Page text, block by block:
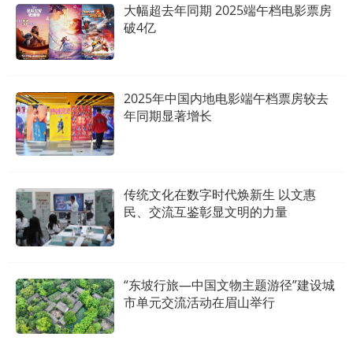
大幅超去年同期 2025端午档电影票房
破4亿
2025年中国内地电影端午档票房较去
年同期显著增长
传统文化在数字时代焕新生 以文惠
民、交流互鉴彰显文明的力量
“东坡行旅—中国文物主题游径”建设城
市单元交流活动在眉山举行